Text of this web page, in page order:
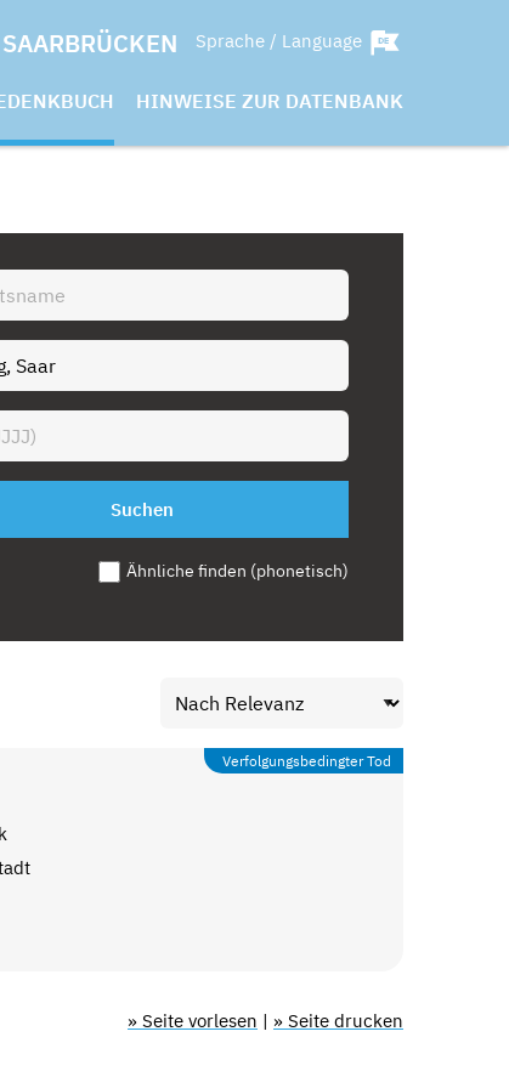
Sprache / Language
HINWEISE ZUR DATENBANK
Suchen
Ähnliche finden (phonetisch)
Verfolgungsbedingter Tod
» Seite vorlesen | » Seite drucken